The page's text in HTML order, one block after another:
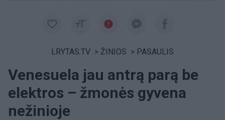
LRYTAS.TV > ŽINIOS > PASAULIS
Venesuela jau antrą parą be
elektros – žmonės gyvena
nežinioje